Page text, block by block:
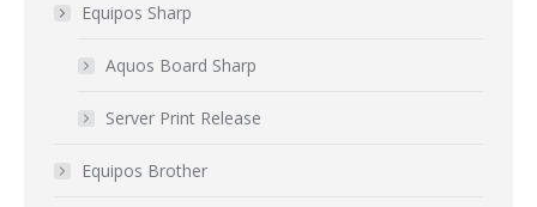
Equipos Sharp
Aquos Board Sharp
Server Print Release
Equipos Brother